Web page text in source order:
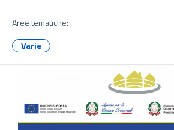
Aree tematiche:
Varie